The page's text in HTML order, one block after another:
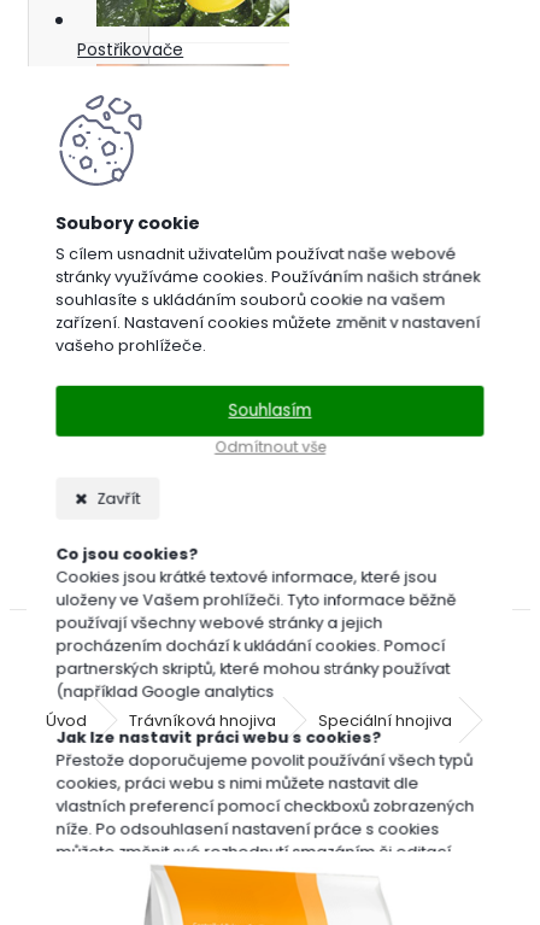
S cílem usnadnit uživatelům používat naše webové
stránky využíváme cookies. Používáním našich stránek
souhlasíte s ukládáním souborů cookie na vašem
zařízení. Nastavení cookies můžete změnit v nastavení
vašeho prohlížeče.
Odmítnout vše
Souhlasím
Zavřít
Co jsou cookies?
Cookies jsou krátké textové informace, které jsou
uloženy ve Vašem prohlížeči. Tyto informace běžně
používají všechny webové stránky a jejich
procházením dochází k ukládání cookies. Pomocí
partnerských skriptů, které mohou stránky používat
(například Google analytics
Jak lze nastavit práci webu s cookies?
Přestože doporučujeme povolit používání všech typů
cookies, práci webu s nimi můžete nastavit dle
vlastních preferencí pomocí checkboxů zobrazených
níže. Po odsouhlasení nastavení práce s cookies
můžete změnit své rozhodnutí smazáním či editací
cookies přímo v nastavení Vašeho prohlížeče.
Podrobnější informace k promazání cookies najdete v
Postřikovače
Dárkové
poukazy
Vyberte
(Randap)
Travin
Úvod Trávníková hnojiva Speciální hnojiva
Sportsmaster CRF Mini Start trávníkové
hnojivo 25 kg